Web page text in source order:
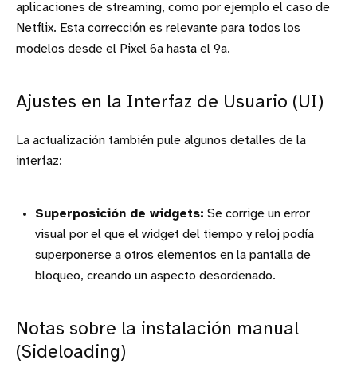
aplicaciones de streaming, como por ejemplo el caso de
Netflix. Esta corrección es relevante para todos los
modelos desde el Pixel 6a hasta el 9a.
Ajustes en la Interfaz de Usuario (UI)
La actualización también pule algunos detalles de la
interfaz:
Superposición de widgets: Se corrige un error
visual por el que el widget del tiempo y reloj podía
superponerse a otros elementos en la pantalla de
bloqueo, creando un aspecto desordenado.
Notas sobre la instalación manual
(Sideloading)